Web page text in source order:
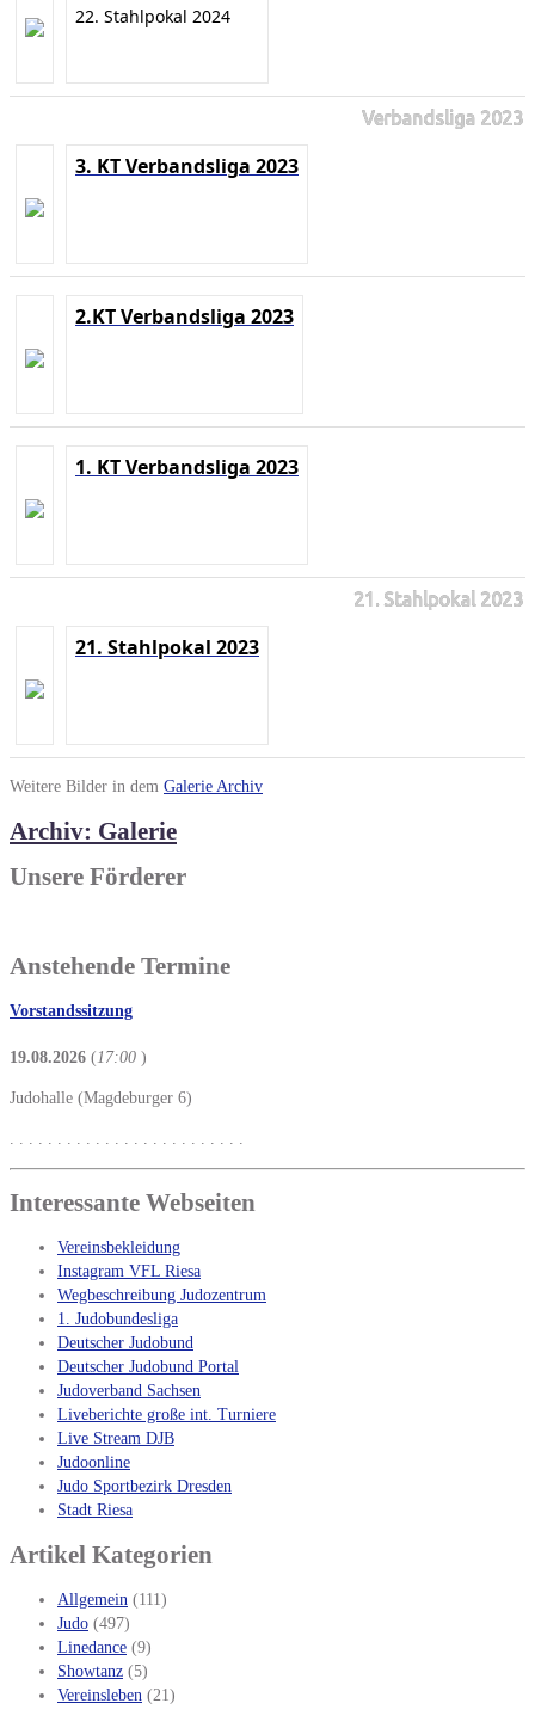
22. Stahlpokal 2024
Verbandsliga 2023
3. KT Verbandsliga 2023
2.KT Verbandsliga 2023
1. KT Verbandsliga 2023
21. Stahlpokal 2023
21. Stahlpokal 2023
Weitere Bilder in dem Galerie Archiv
Archiv: Galerie
Unsere Förderer
Anstehende Termine
Vorstandssitzung
19.08.2026 ( 17:00 )
Judohalle (Magdeburger 6)
Interessante Webseiten
Vereinsbekleidung
Instagram VFL Riesa
Wegbeschreibung Judozentrum
1. Judobundesliga
Deutscher Judobund
Deutscher Judobund Portal
Judoverband Sachsen
Liveberichte große int. Turniere
Live Stream DJB
Judoonline
Judo Sportbezirk Dresden
Stadt Riesa
Artikel Kategorien
Allgemein (111)
Judo (497)
Linedance (9)
Showtanz (5)
Vereinsleben (21)